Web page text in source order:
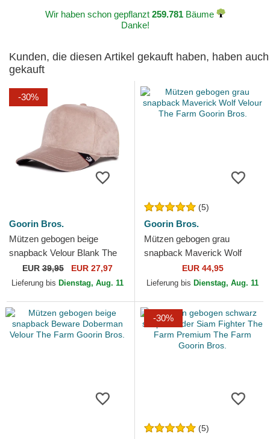
Wir haben schon gepflanzt 259.781Bäume
Danke!
Kunden, die diesen Artikel gekauft haben, haben auch
gekauft
-30%
Goorin Bros.
Mützen gebogen beige
snapback Velour Blank The
Farm Goorin Bros.
EUR39,95 EUR 27,97
Lieferung bis Dienstag, Aug. 11
(5)
Goorin Bros.
Mützen gebogen grau
snapback Maverick Wolf
Velour The Farm Goorin
Bros.
EUR 44,95
Lieferung bis Dienstag, Aug. 11
-30%
(5)